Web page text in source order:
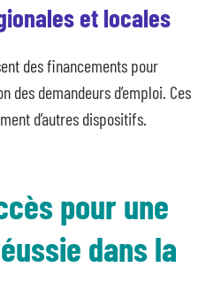
et locales
des financements pour
demandeurs d’emploi. Ces
d’autres dispositifs.
pour une
dans la